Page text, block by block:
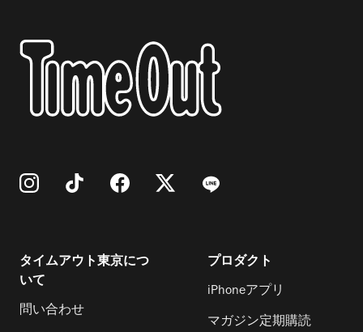
タイムアウト東京につ
いて
問い合わせ
プロダクト
iPhoneアプリ
マガジン定期購読